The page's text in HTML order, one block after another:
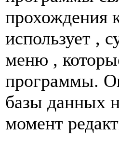
прохождения
использует ,
меню ,
программы.
базы данных
момент